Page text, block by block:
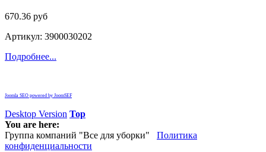
670.36 руб
Артикул: 3900030202
Подробнее...
Joomla SEO powered by JoomSEF
Desktop Version Top
You are here:
Группа компаний "Все для уборки" Политика
конфиденциальности